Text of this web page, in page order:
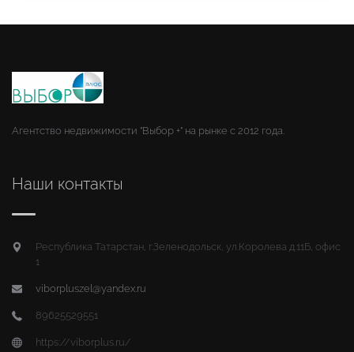
Агентство недвижимости "Выбор +" на рынке с 2012 года.
Наши контакты
Республика Татарстан, г.Зеленодольск, ул.Королева д.11Б, офис
1
viborpluszel@yandex.ru
89625529551
https://viborplus.ru/